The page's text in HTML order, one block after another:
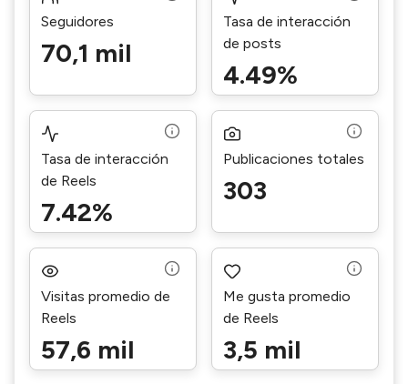
Seguidores
70,1 mil
Tasa de interacción
de posts
4.49%
Tasa de interacción
de Reels
7.42%
Publicaciones totales
303
Visitas promedio de
Reels
57,6 mil
Me gusta promedio
de Reels
3,5 mil